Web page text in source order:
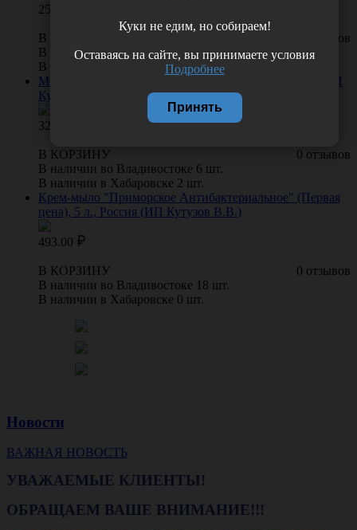
25.00
0 отзывов
В КОРЗИНУ
В наличии во Владивостоке 21 шт.
В наличии в Хабаровске 0 шт.
Мыло жидкое "Яблоко" (Первая цена), 5 л., Россия (ИП
Кутузов В.В.)
328.00
0 отзывов
В КОРЗИНУ
В наличии во Владивостоке 6 шт.
В наличии в Хабаровске 2 шт.
Крем-мыло "Приморское Антибактериальное" (Первая
цена), 5 л., Россия (ИП Кутузов В.В.)
493.00
0 отзывов
В КОРЗИНУ
В наличии во Владивостоке 18 шт.
В наличии в Хабаровске 0 шт.
Новости
ВАЖНАЯ НОВОСТЬ
УВАЖАЕМЫЕ КЛИЕНТЫ!
ОБРАЩАЕМ ВАШЕ ВНИМАНИЕ!!!
Куки не едим, но собираем!
Оставаясь на сайте, вы принимаете условия
Подробнее
Принять